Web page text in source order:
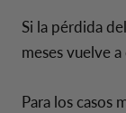
Si la pérdida
meses vuelve
Para los casos